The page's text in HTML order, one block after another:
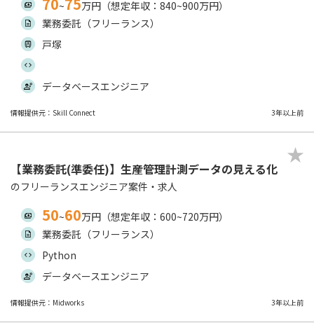
~
万円（想定年収：840~900万円）
業務委託（フリーランス）
戸塚
データベースエンジニア
情報提供元：Skill Connect 3年以上前
【業務委託(準委任)】生産管理計測データの見える化
のフリーランスエンジニア案件・求人
50~60万円（想定年収：600~720万円）
業務委託（フリーランス）
Python
データベースエンジニア
情報提供元：Midworks 3年以上前